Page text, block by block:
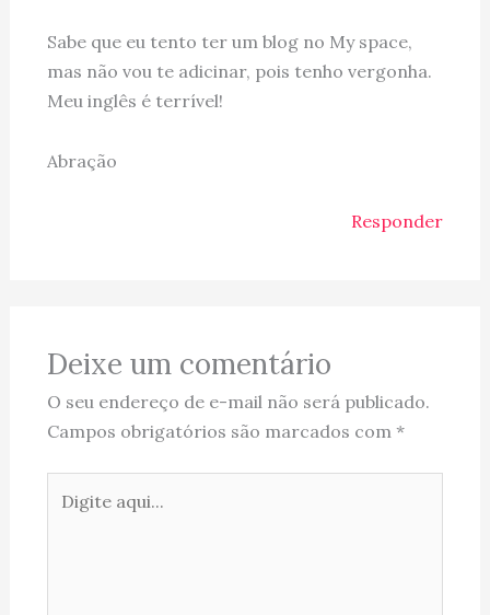
Sabe que eu tento ter um blog no My space,
mas não vou te adicinar, pois tenho vergonha.
Meu inglês é terrível!
Abração
Responder
Deixe um comentário
O seu endereço de e-mail não será publicado.
Campos obrigatórios são marcados com *
aqui...